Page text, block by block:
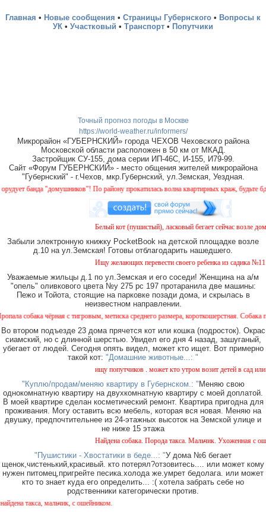
Главная • Новые сообщения • Страницы Губернского • Вопросы к
УК • Участковый • Транспорт • Попутчики
Точный прогноз погоды в Москве
https://world-weather.ru/informers/
Микрорайон «ГУБЕРНСКИЙ» города ЧЕХОВ Чеховского района
Московской области расположен в 50 км от МКАД.
Застройщик СУ-155, дома серии ИП-46С, И-155, И79-99.
Сайт «Форум ГУБЕРНСКИЙ» - место общения жителей микрорайона
"Губернский" - г.Чехов, мкр.Губернский, ул.Земская, Уездная.
банда "домушников"! По району прокатилась волна квартирных краж, будьте
Белый кот (пушистый), ласковый бегает сейчас возле
Забыли электронную книжку PocketBook на детской площадке возле
д.10 на ул.Земская! Готовы отблагодарить нашедшего.
Ищу желающих перевести своего ребенка из садика
Уважаемые жильцы д.1 по ул.Земская и его соседи! Женщина на а/м
"опель" оливкового цвета №у 275 рс 197 протаранила две машины:
Пежо и Тойота, стоящие на парковке позади дома, и скрылась в
неизвестном направлении.
чёрная с тигровым, метиска среднего размера, короткошерстная. Собака
Во втором подъезде 23 дома прячется кот или кошка (подросток). Окрас
сиамский, но с длинной шерстью. Увидел его дня 4 назад, зашуганый,
убегает от людей. Сегодня опять видел, может кто ищет. Вот примерно
такой кот: "Домашние животные...: "
ищу попутчиков . может кто утром возит детей в сад
"Куплю/продам/меняю квартиру в Губернском.: " Меняю свою
однокомнатную квартиру на двухкомнатную квартиру с моей доплатой.
В моей квартире сделан косметический ремонт. Квартира пригодна для
проживания. Могу оставить всю мебель, которая вся новая. Меняю на
двушку, предпочтительнее из 24-этажных высоток на Земской улице и
не ниже 15 этажа
Найдена собака. Порода такса. Мальчик. Ухоженная с
"Пушистики - Хвостатики в беде...: "У дома №6 бегает
щенок,чистенький,красивый. кто потерял?отзовитесь.... или может кому
нужен питомец,пригрейте песика.холода же.умрет бедолага. или может
кто то знает куда его определить... :( хотела забрать себе но
родственники категорически против.
такса, мальчик, с ошейником.